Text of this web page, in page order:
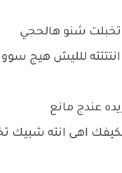
شنو هالحجي
للليش هيج
عندج مانع
اهى انته شبيك